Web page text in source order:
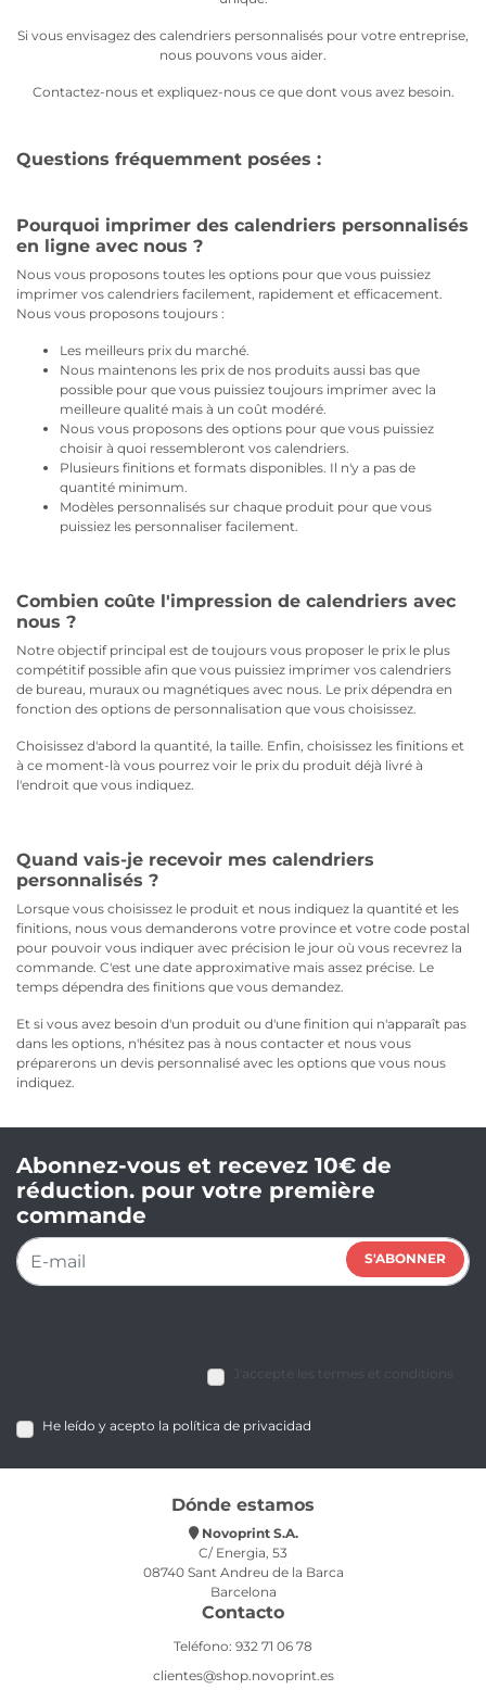
Si vous envisagez des calendriers personnalisés pour votre entreprise,
nous pouvons vous aider.
Contactez-nous et expliquez-nous ce que dont vous avez besoin.
Questions fréquemment posées :
Pourquoi imprimer des calendriers personnalisés
en ligne avec nous ?
Nous vous proposons toutes les options pour que vous puissiez
imprimer vos calendriers facilement, rapidement et efficacement.
Nous vous proposons toujours :
Les meilleurs prix du marché.
Nous maintenons les prix de nos produits aussi bas que
possible pour que vous puissiez toujours imprimer avec la
meilleure qualité mais à un coût modéré.
Nous vous proposons des options pour que vous puissiez
choisir à quoi ressembleront vos calendriers.
Plusieurs finitions et formats disponibles. Il n'y a pas de
quantité minimum.
Modèles personnalisés sur chaque produit pour que vous
puissiez les personnaliser facilement.
Combien coûte l'impression de calendriers avec
nous ?
Notre objectif principal est de toujours vous proposer le prix le plus
compétitif possible afin que vous puissiez imprimer vos calendriers
de bureau, muraux ou magnétiques avec nous. Le prix dépendra en
fonction des options de personnalisation que vous choisissez.
Choisissez d'abord la quantité, la taille. Enfin, choisissez les finitions et
à ce moment-là vous pourrez voir le prix du produit déjà livré à
l'endroit que vous indiquez.
Quand vais-je recevoir mes calendriers
personnalisés ?
Lorsque vous choisissez le produit et nous indiquez la quantité et les
finitions, nous vous demanderons votre province et votre code postal
pour pouvoir vous indiquer avec précision le jour où vous recevrez la
commande. C'est une date approximative mais assez précise. Le
temps dépendra des finitions que vous demandez.
Et si vous avez besoin d'un produit ou d'une finition qui n'apparaît pas
dans les options, n'hésitez pas à nous contacter et nous vous
préparerons un devis personnalisé avec les options que vous nous
indiquez.
Abonnez-vous et recevez 10€ de
réduction. pour votre première
commande
S'ABONNER
J'accepte les termes et conditions
He leído y acepto la política de privacidad
Dónde estamos
Novoprint S.A.
C/ Energia, 53
08740 Sant Andreu de la Barca
Barcelona
Contacto
Teléfono: 932 71 06 78
clientes@shop.novoprint.es